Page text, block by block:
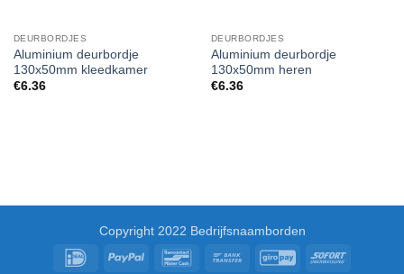
DEURBORDJES
Aluminium deurbordje
130x50mm kleedkamer
€6.36
DEURBORDJES
Aluminium deurbordje
130x50mm heren
€6.36
Copyright 2022 Bedrijfsnaamborden
IDeal
PayPal BancontactBank
GiroPay Sofort